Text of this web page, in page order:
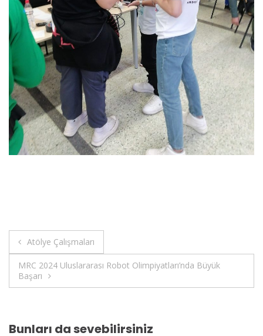
Yazı
gezinmesi
Atölye Çalışmaları
MRC 2024 Uluslararası Robot Olimpiyatları’nda Büyük
Başarı
Bunları da sevebilirsiniz